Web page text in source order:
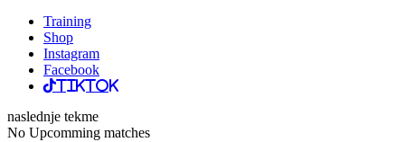
Training
Shop
Instagram
Facebook
TikTok
naslednje tekme
No Upcomming matches